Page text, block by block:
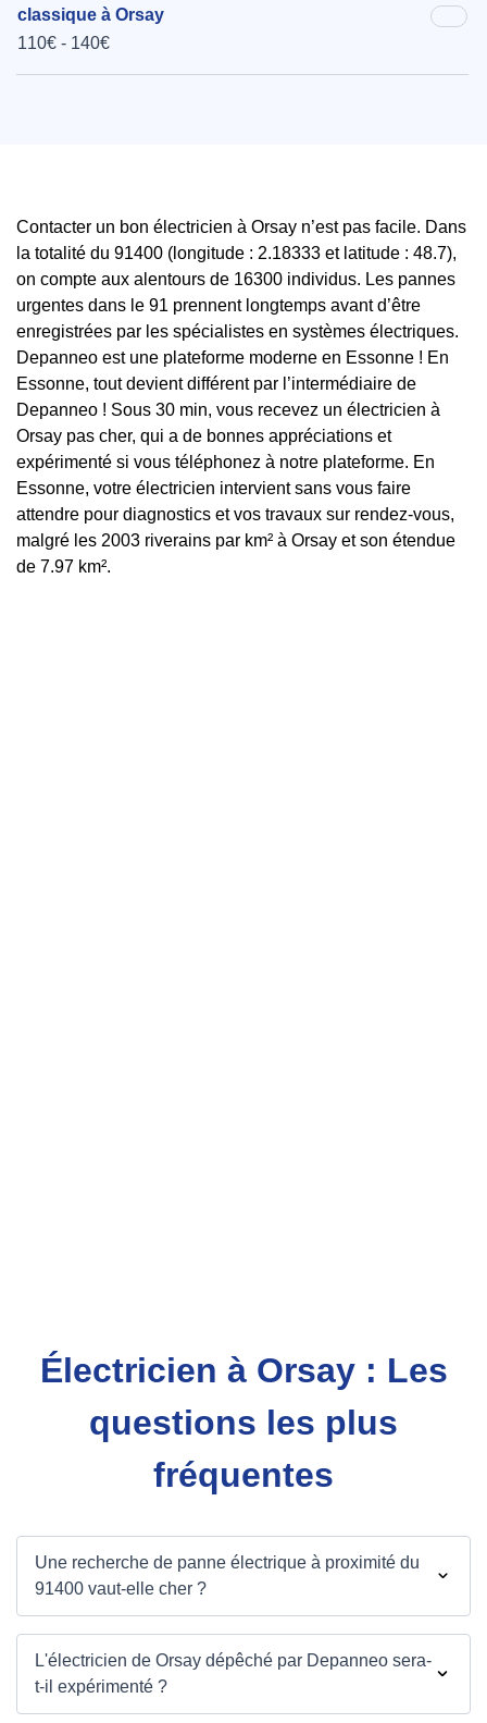
classique à Orsay
110€ - 140€
Contacter un bon électricien à Orsay n’est pas facile. Dans
la totalité du 91400 (longitude : 2.18333 et latitude : 48.7),
on compte aux alentours de 16300 individus. Les pannes
urgentes dans le 91 prennent longtemps avant d’être
enregistrées par les spécialistes en systèmes électriques.
Depanneo est une plateforme moderne en Essonne ! En
Essonne, tout devient différent par l’intermédiaire de
Depanneo ! Sous 30 min, vous recevez un électricien à
Orsay pas cher, qui a de bonnes appréciations et
expérimenté si vous téléphonez à notre plateforme. En
Essonne, votre électricien intervient sans vous faire
attendre pour diagnostics et vos travaux sur rendez-vous,
malgré les 2003 riverains par km² à Orsay et son étendue
de 7.97 km².
Électricien à Orsay : Les
questions les plus
fréquentes
Une recherche de panne électrique à proximité du
91400 vaut-elle cher ?
L'électricien de Orsay dépêché par Depanneo sera-
t-il expérimenté ?